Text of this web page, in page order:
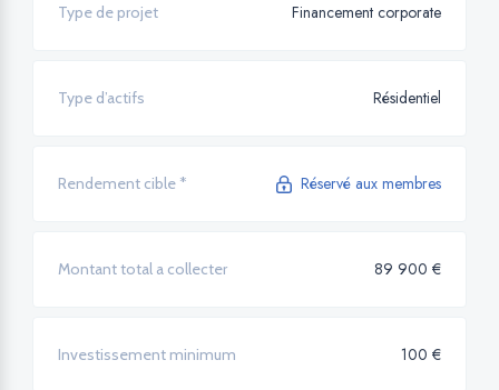
Type de projet Financement corporate
Type d’actifs Résidentiel
Rendement cible * Réservé aux membres
Montant total a collecter 89 900 €
Investissement minimum 100 €